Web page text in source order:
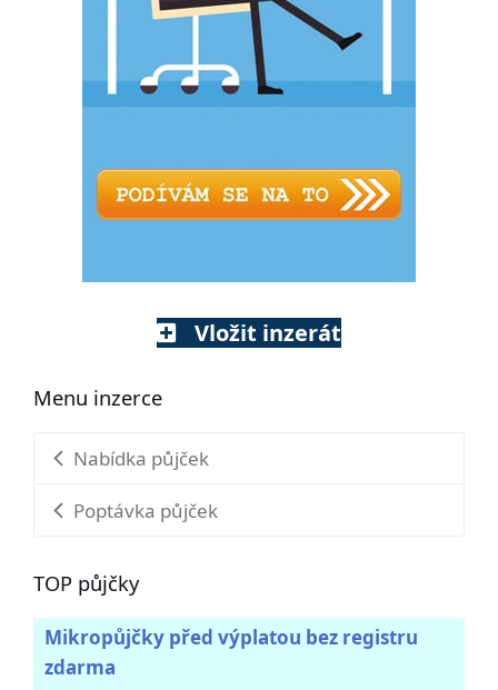
Vložit inzerát
Menu inzerce
Nabídka půjček
Poptávka půjček
TOP půjčky
Mikropůjčky před výplatou bez registru
zdarma